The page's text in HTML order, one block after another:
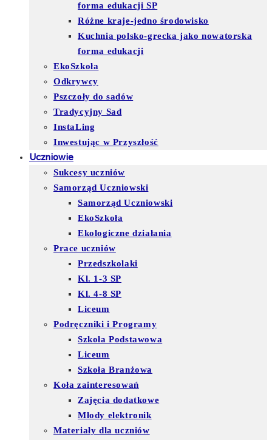
forma edukacji SP
Różne kraje-jedno środowisko
Kuchnia polsko-grecka jako nowatorska
forma edukacji
EkoSzkoła
Odkrywcy
Pszczoły do sadów
Tradycyjny Sad
InstaLing
Inwestując w Przyszłość
Uczniowie
Sukcesy uczniów
Samorząd Uczniowski
Samorząd Uczniowski
EkoSzkoła
Ekologiczne działania
Prace uczniów
Przedszkolaki
Kl. 1-3 SP
Kl. 4-8 SP
Liceum
Podręczniki i Programy
Szkoła Podstawowa
Liceum
Szkoła Branżowa
Koła zainteresowań
Zajęcia dodatkowe
Młody elektronik
Materiały dla uczniów